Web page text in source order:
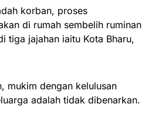
korban, proses
di rumah sembelih ruminan
tiga jajahan iaitu Kota Bharu,
mukim dengan kelulusan
adalah tidak dibenarkan.